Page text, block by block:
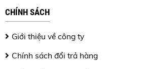
CHÍNH SÁCH
Giới thiệu về công ty
Chính sách đổi trả hàng